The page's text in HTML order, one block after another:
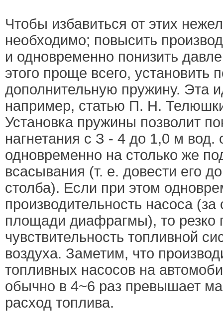
Чтобы избавиться от этих
необходимо; повысить
и одновременно понизить
этого проще всего, установить
дополнительную пружину. Эта
например, статью П. Н.
Установка пружины позволит
нагнетания с З - 4 до 1,0 м вод.
одновременно на столько же
всасывания (т. е. довести его
столба). Если при этом
производительность насоса (за
площади диафрагмы), то резко
чувствительность топливной
воздуха. Заметим, что
топливных насосов на
обычно в 4~6 раз превышает
расход топлива.